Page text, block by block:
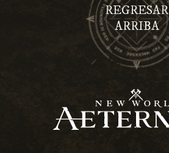
REGRESAR
ARRIBA